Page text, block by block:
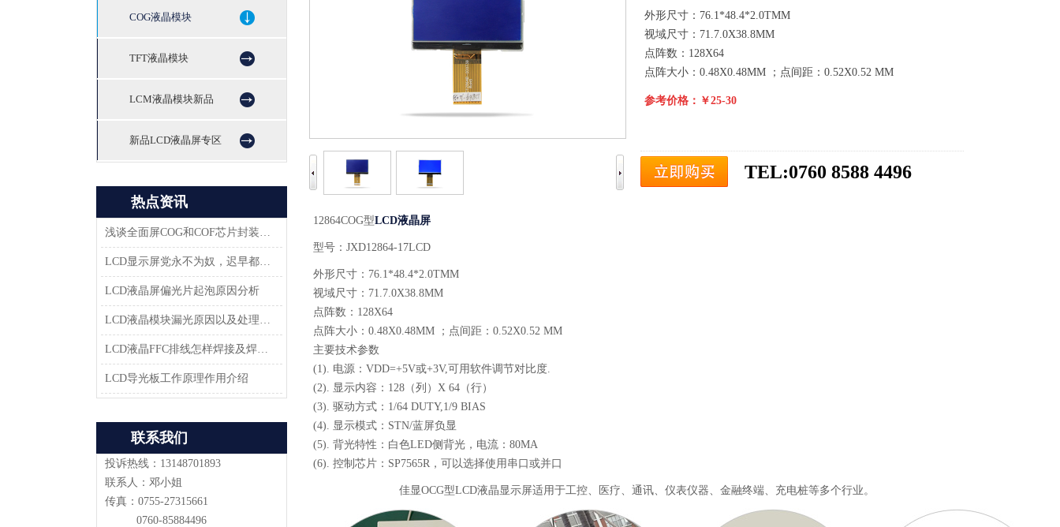
COG液晶模块
TFT液晶模块
LCM液晶模块新品
新品LCD液晶屏专区
热点资讯
浅谈全面屏COG和COF芯片封装技术
LCD显示屏党永不为奴，迟早都会返回市场
LCD液晶屏偏光片起泡原因分析
LCD液晶模块漏光原因以及处理方法-深圳佳显LCD液晶厂家
LCD液晶FFC排线怎样焊接及焊接方案
LCD导光板工作原理作用介绍
联系我们
投诉热线：13148701893
联系人：邓小姐
传真：0755-27315661
0760-85884496
外形尺寸：76.1*48.4*2.0TMM
视域尺寸：71.7.0X38.8MM
点阵数：128X64
点阵大小：0.48X0.48MM ；点间距：0.52X0.52 MM
参考价格：￥25-30
TEL:0760 8588 4496
12864COG型LCD液晶屏
型号：JXD12864-17LCD
外形尺寸：76.1*48.4*2.0TMM
视域尺寸：71.7.0X38.8MM
点阵数：128X64
点阵大小：0.48X0.48MM ；点间距：0.52X0.52 MM
主要技术参数
(1). 电源：VDD=+5V或+3V,可用软件调节对比度.
(2). 显示内容：128（列）X 64（行）
(3). 驱动方式：1/64 DUTY,1/9 BIAS
(4). 显示模式：STN/蓝屏负显
(5). 背光特性：白色LED侧背光，电流：80MA
(6). 控制芯片：SP7565R，可以选择使用串口或并口
佳显OCG型LCD液晶显示屏适用于工控、医疗、通讯、仪表仪器、金融终端、充电桩等多个行业。